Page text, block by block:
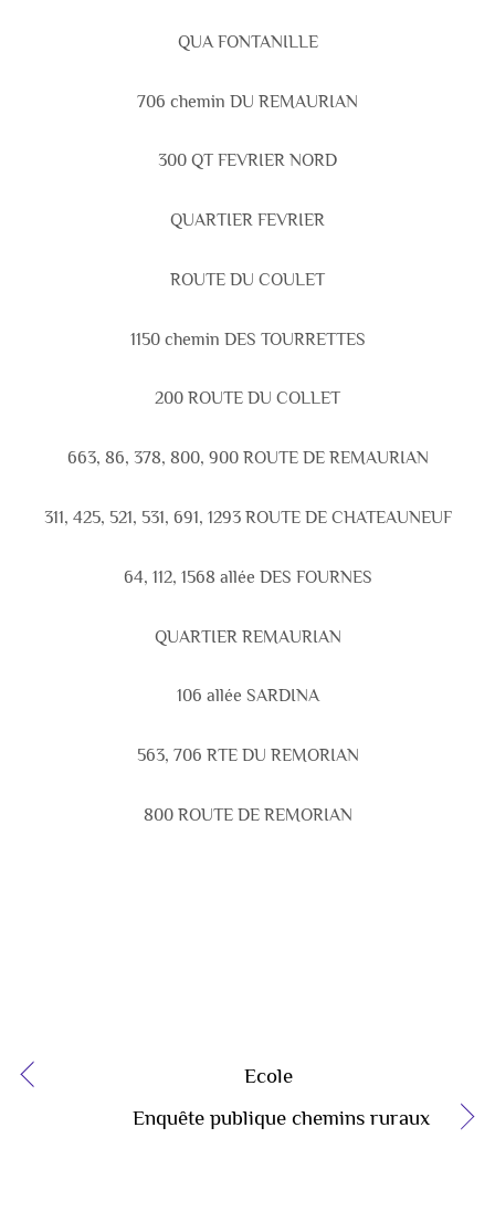
QUA FONTANILLE
706 chemin DU REMAURIAN
300 QT FEVRIER NORD
QUARTIER FEVRIER
ROUTE DU COULET
1150 chemin DES TOURRETTES
200 ROUTE DU COLLET
663, 86, 378, 800, 900 ROUTE DE REMAURIAN
311, 425, 521, 531, 691, 1293 ROUTE DE CHATEAUNEUF
64, 112, 1568 allée DES FOURNES
QUARTIER REMAURIAN
106 allée SARDINA
563, 706 RTE DU REMORIAN
800 ROUTE DE REMORIAN
Ecole
Enquête publique chemins ruraux